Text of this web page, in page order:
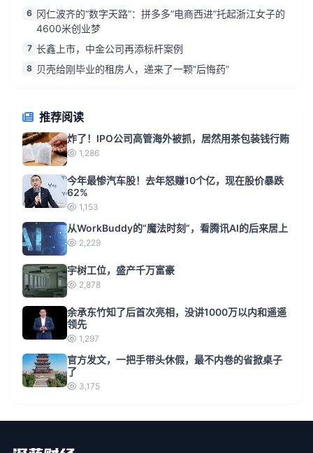
6 冈仁波齐的“数字天路”：拼多多“电商西进”托起浙江女子的
4600米创业梦
7 长鑫上市，中金公司再添标杆案例
8 贝壳给刚毕业的租房人，递来了一颗“后悔药”
推荐阅读
炸了！IPO公司高管海外被抓，居然用茶包装钱行贿
1,286
今年最惨汽车股！去年怒赚10个亿，现在股价暴跌
62%
1,153
从WorkBuddy的“魔法时刻”，看腾讯AI的后来居上
2,229
宇树工位，盛产千万富豪
2,878
余承东竹知了后首次亮相，没讲1000万以内和遥遥
领先
1,297
官方发文，一把手带头休假，最不内卷的省掀桌子
了
3,175